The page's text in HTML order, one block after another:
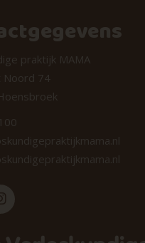
praktijk MAMA
Noord 74